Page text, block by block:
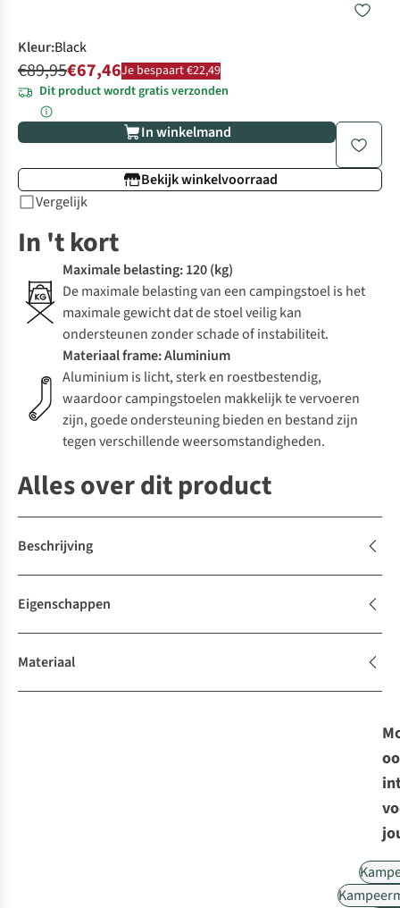
Kleur:Black
€89,95€67,46Je bespaart €22,49
Dit product wordt gratis verzonden
In winkelmand
Bekijk winkelvoorraad
Vergelijk
In 't kort
Maximale belasting: 120 (kg)
De maximale belasting van een campingstoel is het
maximale gewicht dat de stoel veilig kan
ondersteunen zonder schade of instabiliteit.
Materiaal frame: Aluminium
Aluminium is licht, sterk en roestbestendig,
waardoor campingstoelen makkelijk te vervoeren
zijn, goede ondersteuning bieden en bestand zijn
tegen verschillende weersomstandigheden.
Alles over dit product
Beschrijving
Eigenschappen
Materiaal